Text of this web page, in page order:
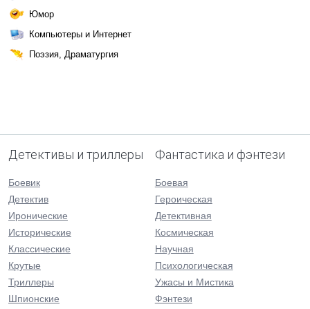
Юмор
Компьютеры и Интернет
Поэзия, Драматургия
Детективы и триллеры
Боевик
Детектив
Иронические
Исторические
Классические
Крутые
Триллеры
Шпионские
Фантастика и фэнтези
Боевая
Героическая
Детективная
Космическая
Научная
Психологическая
Ужасы и Мистика
Фэнтези